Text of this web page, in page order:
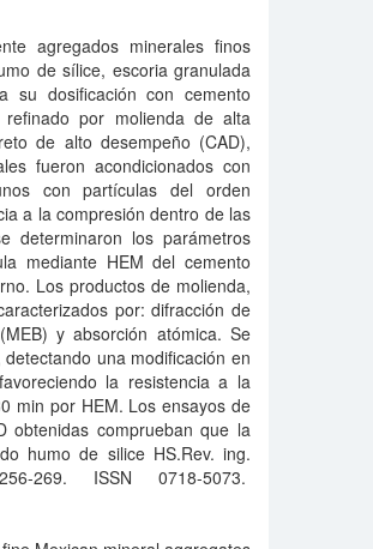
agregados minerales finos
de sílice, escoria granulada
su dosificación con cemento
por molienda de alta
de alto desempeño (CAD),
fueron acondicionados con
con partículas del orden
a la compresión dentro de las
determinaron los parámetros
mediante HEM del cemento
Los productos de molienda,
por: difracción de
y absorción atómica. Se
una modificación en
la resistencia a la
min por HEM. Los ensayos de
obtenidas comprueban que la
humo de silice HS.Rev. ing.
269. ISSN 0718-5073.